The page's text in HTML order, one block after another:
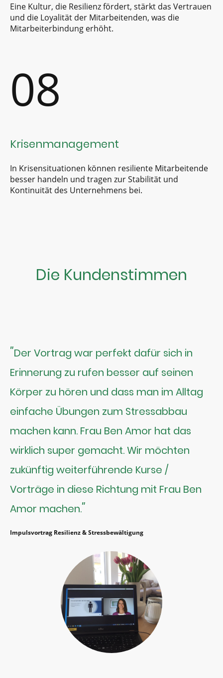
Eine Kultur, die Resilienz fördert, stärkt das Vertrauen
und die Loyalität der Mitarbeitenden, was die
Mitarbeiterbindung erhöht.
08
Krisenmanagement
In Krisensituationen können resiliente Mitarbeitende
besser handeln und tragen zur Stabilität und
Kontinuität des Unternehmens bei.
Die Kundenstimmen
"Der Vortrag war perfekt dafür sich in
Erinnerung zu rufen besser auf seinen
Körper zu hören und dass man im Alltag
einfache Übungen zum Stressabbau
machen kann. Frau Ben Amor hat das
wirklich super gemacht. Wir möchten
zukünftig weiterführende Kurse /
Vorträge in diese Richtung mit Frau Ben
Amor machen."
Impulsvortrag Resilienz & Stressbewältigung